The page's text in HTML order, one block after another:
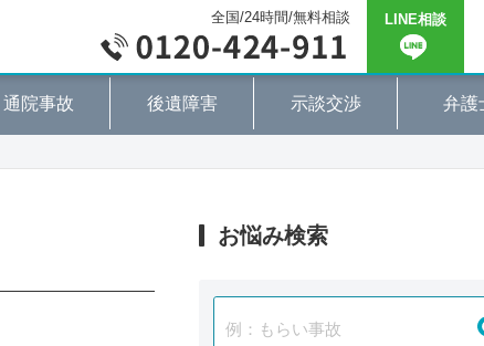
全国/24時間/無料相談 LINE相談
通院事故 後遺障害 示談交渉 弁護
お悩み検索